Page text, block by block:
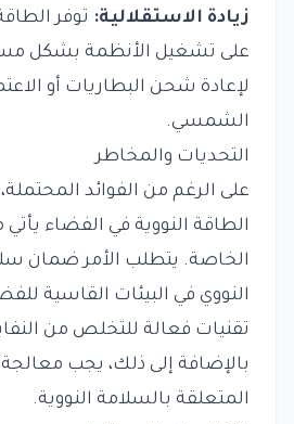
زيادة الاستقلالية: توفر
على تشغيل الأنظمة بشكل
لإعادة شحن البطاريات أو
الشمسي.
التحديات والمخاطر
على الرغم من الفوائد
الطاقة النووية في الفضاء يأتي
الخاصة. يتطلب الأمر ضمان
النووي في البيئات القاسية
تقنيات فعالة للتخلص من
بالإضافة إلى ذلك، يجب
المتعلقة بالسلامة النووية.